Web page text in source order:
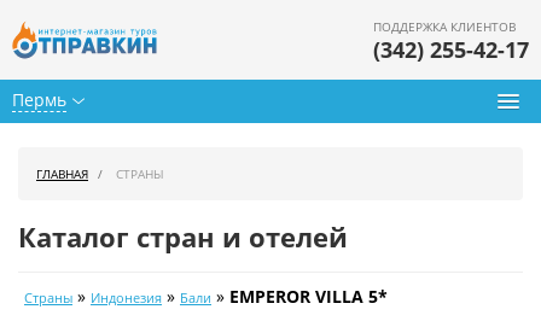
Пермь
ПОДДЕРЖКА КЛИЕНТОВ
(342) 255-42-17
Календарь туров
ГЛАВНАЯ СТРАНЫ
Каталог стран и отелей
Страны » Индонезия » Бали » EMPEROR VILLA 5*